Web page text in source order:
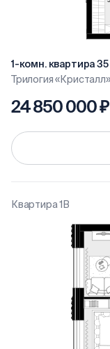
1-комн. квартира 35
Трилогия
24 850 000 ₽
Квартира 1В